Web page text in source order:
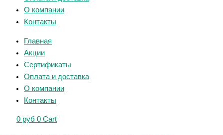
О компании
Контакты
Главная
Акции
Сертификаты
Оплата и доставка
О компании
Контакты
0 руб 0 Cart